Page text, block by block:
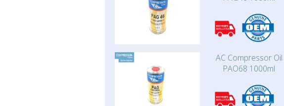
AC Compressor Oil
PAO68 1000ml